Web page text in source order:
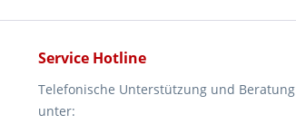
Service Hotline
Telefonische Unterstützung und Beratung
unter: